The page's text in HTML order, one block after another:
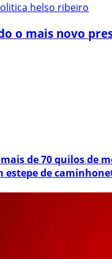
helso ribeiro
o mais novo
mais de 70 quilos de
estepe de